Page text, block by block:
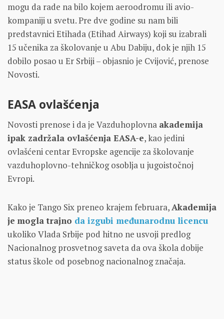
mogu da rade na bilo kojem aeroodromu ili avio-
kompaniji u svetu. Pre dve godine su nam bili
predstavnici Etihada (Etihad Airways) koji su izabrali
15 učenika za školovanje u Abu Dabiju, dok je njih 15
dobilo posao u Er Srbiji – objasnio je Cvijović, prenose
Novosti.
EASA ovlašćenja
Novosti prenose i da je Vazduhoplovna akademija
ipak zadržala ovlašćenja EASA-e, kao jedini
ovlašćeni centar Evropske agencije za školovanje
vazduhoplovno-tehničkog osoblja u jugoistočnoj
Evropi.
Kako je Tango Six preneo krajem februara,Akademija
je mogla trajno da izgubi međunarodnu licencu
ukoliko Vlada Srbije pod hitno ne usvoji predlog
Nacionalnog prosvetnog saveta da ova škola dobije
status škole od posebnog nacionalnog značaja.